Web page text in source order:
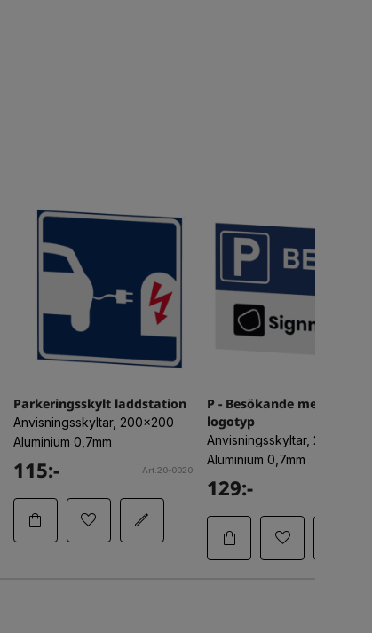
Parkeringsskylt laddstation
Anvisningsskyltar, 200x200
Aluminium 0,7mm
115:- Art.20-0020
P - Besökande med egen
logotyp
Anvisningsskyltar, 290x200
Aluminium 0,7mm
129:-